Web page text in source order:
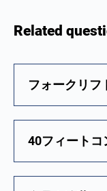
Related
フォークリフ
40フィートコ